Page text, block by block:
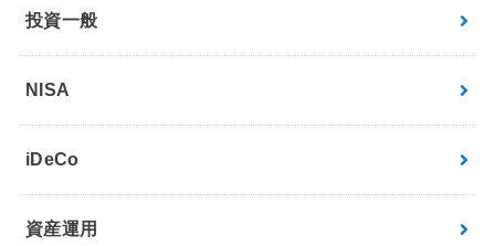
投資一般
NISA
iDeCo
資産運用